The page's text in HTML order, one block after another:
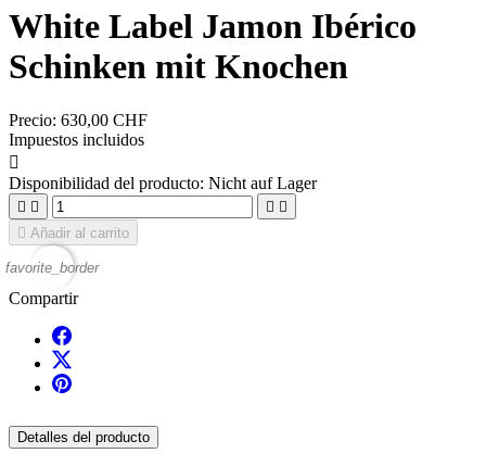
White Label Jamon Ibérico
Schinken mit Knochen
Precio: 630,00 CHF
Impuestos incluidos

Disponibilidad del producto: Nicht auf Lager
   
 Añadir al carrito
favorite_border
Compartir
Detalles del producto